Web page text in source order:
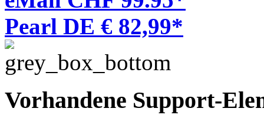
Pearl DE € 82,99*
Vorhandene Support-